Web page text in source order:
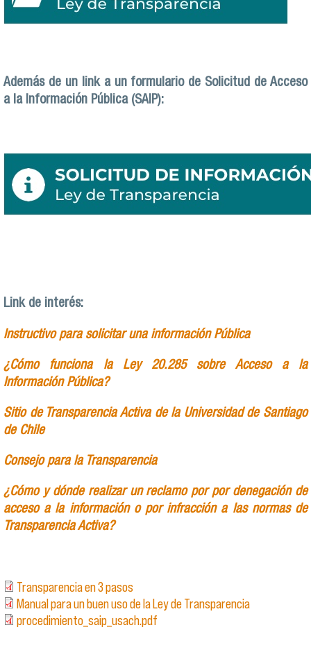
Además de un link a un formulario de Solicitud de Acceso
a la Información Pública (SAIP):
Link de interés:
Instructivo para solicitar una información Pública
¿Cómo funciona la Ley 20.285 sobre Acceso a la
Información Pública?
Sitio de Transparencia Activa de la Universidad de Santiago
de Chile
Consejo para la Transparencia
¿Cómo y dónde realizar un reclamo por por denegación de
acceso a la información o por infracción a las normas de
Transparencia Activa?
Transparencia en 3 pasos
Manual para un buen uso de la Ley de Transparencia
procedimiento_saip_usach.pdf